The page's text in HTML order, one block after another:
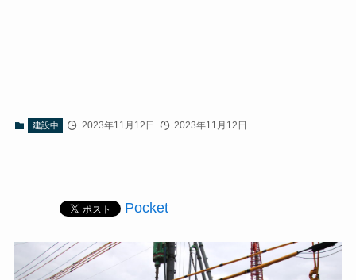
建設中 2023年11月12日 2023年11月12日
Pocket